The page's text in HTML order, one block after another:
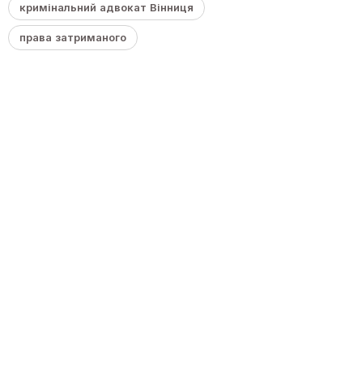
кримінальний адвокат Вінниця
права затриманого